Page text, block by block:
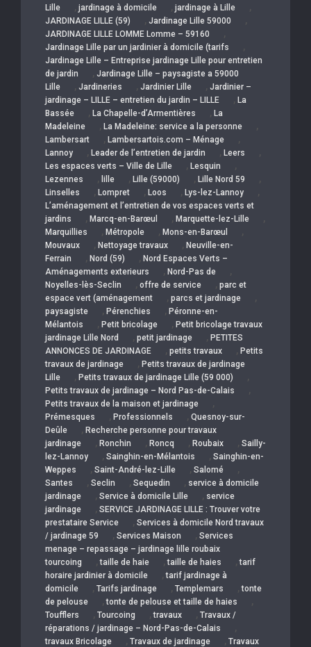
Lille
, jardinage à domicile , jardinage à Lille ,
JARDINAGE LILLE (59) , Jardinage Lille 59000 ,
JARDINAGE LILLE LOMME Lomme – 59160 ,
Jardinage Lille par un jardinier à domicile (tarifs ,
Jardinage Lille – Entreprise jardinage Lille pour entretien
de jardin
, Jardinage Lille – paysagiste a 59000
Lille
, Jardineries , Jardinier Lille , Jardinier –
jardinage – LILLE – entretien du jardin – LILLE
, La
Bassée
, La Chapelle-d’Armentières , La
Madeleine
, La Madeleine: service a la personne ,
Lambersart , Lambersartois.com – Ménage ,
Lannoy , Leader de l’entretien de jardin , Leers ,
Les espaces verts – Ville de Lille , Lesquin ,
Lezennes , lille , Lille (59000) , Lille Nord 59 ,
Linselles , Lompret , Loos , Lys-lez-Lannoy ,
L’aménagement et l’entretien de vos espaces verts et
jardins
, Marcq-en-Barœul , Marquette-lez-Lille ,
Marquillies , Métropole , Mons-en-Barœul ,
Mouvaux , Nettoyage travaux , Neuville-en-
Ferrain
, Nord (59) , Nord Espaces Verts –
Aménagements exterieurs
, Nord-Pas de ,
Noyelles-lès-Seclin , offre de service , parc et
espace vert (aménagement
, parcs et jardinage ,
paysagiste , Pérenchies , Péronne-en-
Mélantois
, Petit bricolage , Petit bricolage travaux
jardinage Lille Nord
, petit jardinage , PETITES
ANNONCES DE JARDINAGE
, petits travaux , Petits
travaux de jardinage
, Petits travaux de jardinage
Lille
, Petits travaux de jardinage Lille (59 000) ,
Petits travaux de jardinage – Nord Pas-de-Calais ,
Petits travaux de la maison et jardinage ,
Prémesques , Professionnels , Quesnoy-sur-
Deûle
, Recherche personne pour travaux
jardinage
, Ronchin , Roncq , Roubaix , Sailly-
lez-Lannoy
, Sainghin-en-Mélantois , Sainghin-en-
Weppes
, Saint-André-lez-Lille , Salomé ,
Santes , Seclin , Sequedin , service à domicile
jardinage
, Service à domicile Lille , service
jardinage
, SERVICE JARDINAGE LILLE : Trouver votre
prestataire Service
, Services à domicile Nord travaux
/ jardinage 59
, Services Maison , Services
menage – repassage – jardinage lille roubaix
tourcoing
,taille de haie ,taille de haies ,tarif
horaire jardinier à domicile
,tarif jardinage à
domicile
, Tarifs jardinage , Templemars ,tonte
de pelouse
,tonte de pelouse et taille de haies ,
Toufflers , Tourcoing ,travaux , Travaux /
réparations / jardinage – Nord-Pas-de-Calais
,
travaux Bricolage , Travaux de jardinage , Travaux